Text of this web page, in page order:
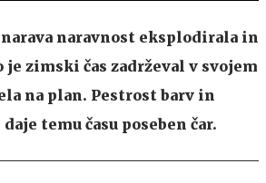
narava naravnost eksplodirala in
zimski čas zadrževal v svojem
na plan. Pestrost barv in
temu času poseben čar.